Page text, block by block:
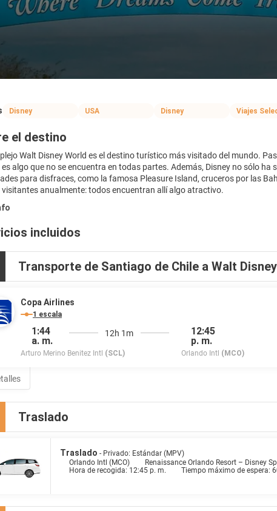
Disney USA Disney Viajes
el destino
Walt Disney World es el destino turístico más visitado del mundo.
es algo que no se encuentra en todas partes. Además, Disney no sólo
para disfraces, como la famosa Pleasure Island, cruceros por las
anualmente: todos encuentran allí algo atractivo.
incluidos
Transporte de Santiago de Chile a Walt
Copa Airlines
1 escala
1:44
a. m.
Arturo Merino Benitez Intl (SCL)
12h 1m
12:45
p. m.
Orlando Intl (MCO)
Traslado
Traslado - Privado: Estándar (MPV)
Orlando Intl (MCO)
Renaissance Orlando Resort – Disney
Hora de recogida: 12:45 p. m.
Tiempo máximo de espera: